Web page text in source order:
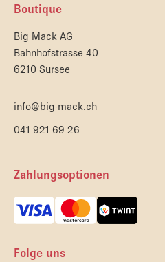
Boutique
Big Mack AG
Bahnhofstrasse 40
6210 Sursee
info@big-mack.ch
041 921 69 26
Zahlungsoptionen
Folge uns